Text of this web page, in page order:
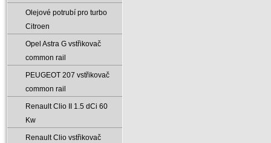
Olejové potrubí pro turbo
Citroen
Opel Astra G vstřikovač
common rail
PEUGEOT 207 vstřikovač
common rail
Renault Clio II 1.5 dCi 60
Kw
Renault Clio vstřikovač